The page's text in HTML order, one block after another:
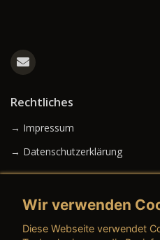
Rechtliches
→ Impressum
→ Datenschutzerklärung
Wir verwenden
Diese Webseite verwendet